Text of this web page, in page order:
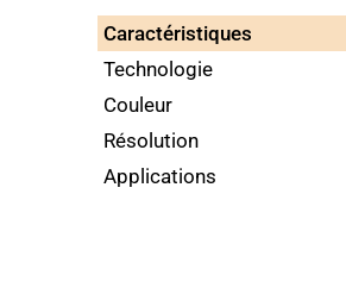
Caractéristiques
Technologie
Couleur
Résolution
Applications